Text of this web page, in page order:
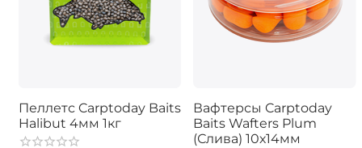
Пеллетс Carptoday Baits
Halibut 4мм 1кг
Вафтерсы Carptoday
Baits Wafters Plum
(Слива) 10х14мм